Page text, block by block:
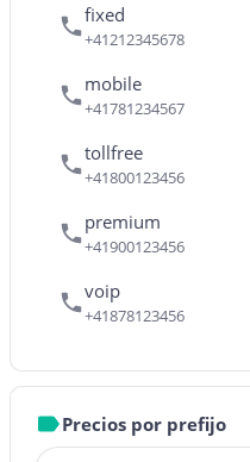
fixed
+41212345678
mobile
+41781234567
tollfree
+41800123456
premium
+41900123456
voip
+41878123456
Precios por prefijo